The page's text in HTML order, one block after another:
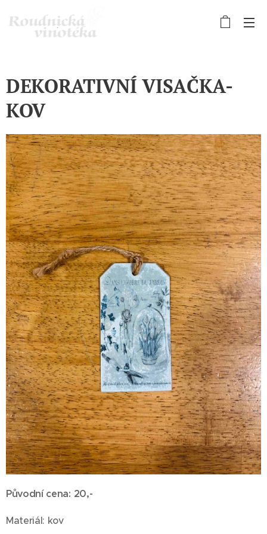
DEKORATIVNÍ VISAČKA-
KOV
Původní cena: 20,-
Materiál: kov